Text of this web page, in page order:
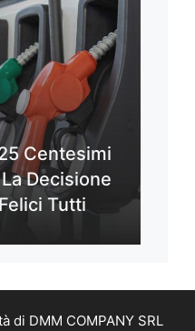
Centesimi
Decisione
Tutti
di DMM COMPANY SRL